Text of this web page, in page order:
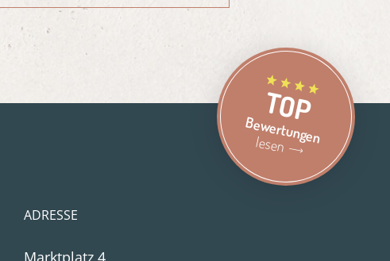
ADRESSE
Marktplatz 4
TOP
Bewertungen
lesen